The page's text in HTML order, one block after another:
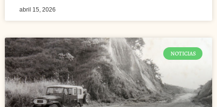
abril 15, 2026
NOTICIAS